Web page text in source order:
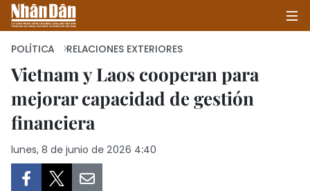
INICIO
POLÍTICA RELACIONES EXTERIORES
Vietnam y Laos cooperan para
mejorar capacidad de gestión
financiera
lunes, 8 de junio de 2026 4:40